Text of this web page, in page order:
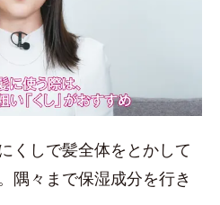
くしで髪全体をとかして
隅々まで保湿成分を行き